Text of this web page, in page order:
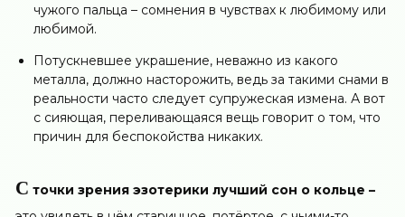
чужого пальца – сомнения в чувствах к любимому или
любимой.
Потускневшее украшение, неважно из какого
металла, должно насторожить, ведь за такими снами в
реальности часто следует супружеская измена. А вот
с сияющая, переливающаяся вещь говорит о том, что
причин для беспокойства никаких.
С точки зрения эзотерики лучший сон о кольце –